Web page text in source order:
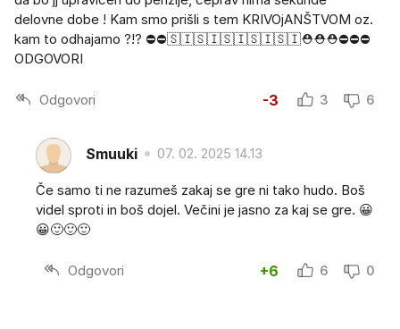
delovne dobe ! Kam smo prišli s tem KRIVOjANŠTVOM oz.
kam to odhajamo ?!? ⛔️⛔️🇸🇮🇸🇮🇸🇮🇸🇮🇸🇮⛑️⛑️⛑️⛔️⛔️⛔️
ODGOVORI
Odgovori -3 3 6
Smuuki 07. 02. 2025 14.13
Če samo ti ne razumeš zakaj se gre ni tako hudo. Boš
videl sproti in boš dojel. Večini je jasno za kaj se gre. 😀
😀🙂🙂🙂
Odgovori +6 6 0